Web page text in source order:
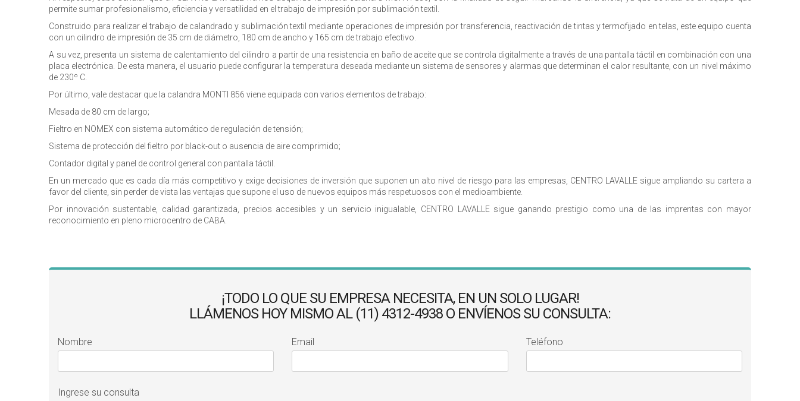
permite sumar profesionalismo, eficiencia y versatilidad en el trabajo de impresión por sublimación textil.
Construido para realizar el trabajo de calandrado y sublimación textil mediante operaciones de impresión por transferencia, reactivación de tintas y termofijado en telas, este equipo cuenta
con un cilindro de impresión de 35 cm de diámetro, 180 cm de ancho y 165 cm de trabajo efectivo.
A su vez, presenta un sistema de calentamiento del cilindro a partir de una resistencia en baño de aceite que se controla digitalmente a través de una pantalla táctil en combinación con una
placa electrónica. De esta manera, el usuario puede configurar la temperatura deseada mediante un sistema de sensores y alarmas que determinan el calor resultante, con un nivel máximo
de 230º C.
Por último, vale destacar que la calandra MONTI 856 viene equipada con varios elementos de trabajo:
Mesada de 80 cm de largo;
Fieltro en NOMEX con sistema automático de regulación de tensión;
Sistema de protección del fieltro por black-out o ausencia de aire comprimido;
Contador digital y panel de control general con pantalla táctil.
En un mercado que es cada día más competitivo y exige decisiones de inversión que suponen un alto nivel de riesgo para las empresas, CENTRO LAVALLE sigue ampliando su cartera a
favor del cliente, sin perder de vista las ventajas que supone el uso de nuevos equipos más respetuosos con el medioambiente.
Por innovación sustentable, calidad garantizada, precios accesibles y un servicio inigualable, CENTRO LAVALLE sigue ganando prestigio como una de las imprentas con mayor
reconocimiento en pleno microcentro de CABA.
¡TODO LO QUE SU EMPRESA NECESITA, EN UN SOLO LUGAR!
LLÁMENOS HOY MISMO AL (11) 4312-4938 O ENVÍENOS SU CONSULTA:
Nombre Email Teléfono
Ingrese su consulta